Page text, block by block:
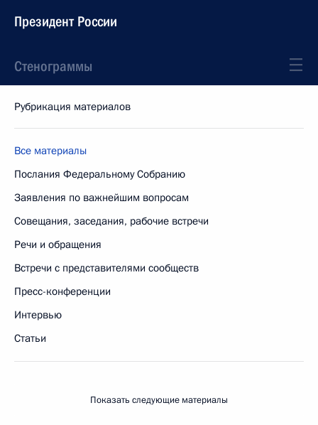
Президент России
Стенограммы
Рубрикация материалов
Все материалы
Послания Федеральному Собранию
Заявления по важнейшим вопросам
Совещания, заседания, рабочие встречи
Речи и обращения
Встречи с представителями сообществ
Пресс-конференции
Интервью
Статьи
Показать следующие материалы